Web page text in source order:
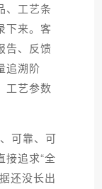
、工艺条
下来。客
告、反馈
追溯阶
工艺参数
可靠、可
接追求“全
还没长出